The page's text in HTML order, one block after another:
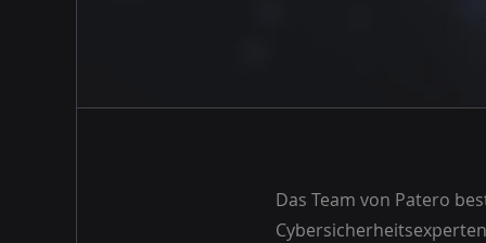
Das Team von Patero